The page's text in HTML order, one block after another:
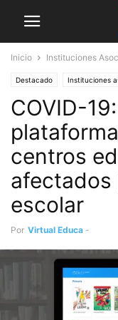
Inicio Instituciones
Destacado Instituciones
COVID-
centros
afectados
escolar
Por Virtual Educa -